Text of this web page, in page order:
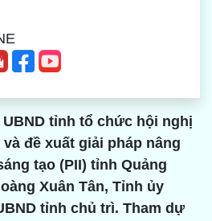
UBND tỉnh tổ chức hội nghị
đề xuất giải pháp nâng
tạo (PII) tỉnh Quảng
Xuân Tân, Tỉnh ủy
tỉnh chủ trì. Tham dự